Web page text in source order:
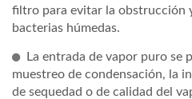
filtro para evitar la obstrucción
bacterias húmedas.
La entrada de vapor puro se
muestreo de condensación, la
de sequedad o de calidad del